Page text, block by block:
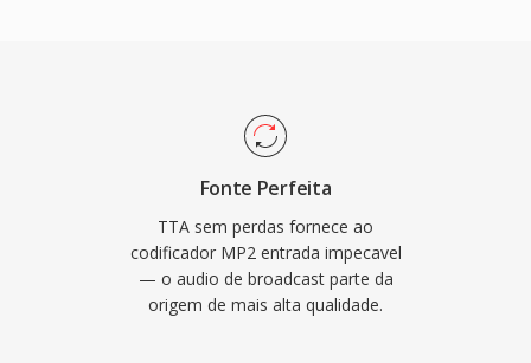
ao vivo onde a
mantém o MP2
graciosa
the-air, atraso
de transmissão
em estruturas
Fonte Perfeita
TTA sem perdas fornece ao
codificador MP2 entrada impecavel
— o audio de broadcast parte da
origem de mais alta qualidade.